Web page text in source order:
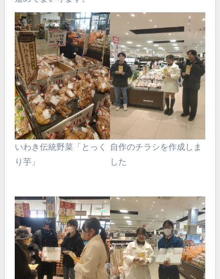
いわき伝統野菜「とっく
り芋」
自作のチラシを作成しま
した